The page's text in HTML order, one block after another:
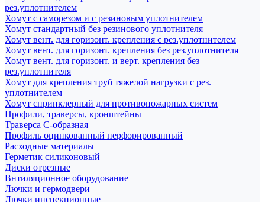
рез.уплотнителем
Хомут с саморезом и с резиновым уплотнителем
Хомут стандартный без резинового уплотнителя
Хомут вент. для горизонт. крепления с рез.уплотнителем
Хомут вент. для горизонт. крепления без рез.уплотнителя
Хомут вент. для горизонт. и верт. крепления без
рез.уплотнителя
Хомут для крепления труб тяжелой нагрузки с рез.
уплотнителем
Хомут спринклерный для противопожарных систем
Профили, траверсы, кронштейны
Траверса С-образная
Профиль оцинкованный перфорированный
Расходные материалы
Герметик силиконовый
Диски отрезные
Внтиляционное оборудование
Лючки и гермодвери
Лючки инспекционные